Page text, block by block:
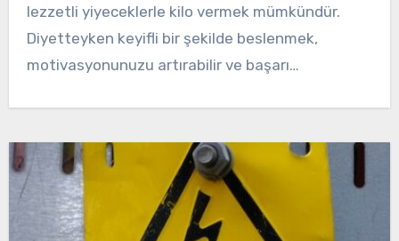
lezzetli yiyeceklerle kilo vermek mümkündür.
Diyetteyken keyifli bir şekilde beslenmek,
motivasyonunuzu artırabilir ve başarı…